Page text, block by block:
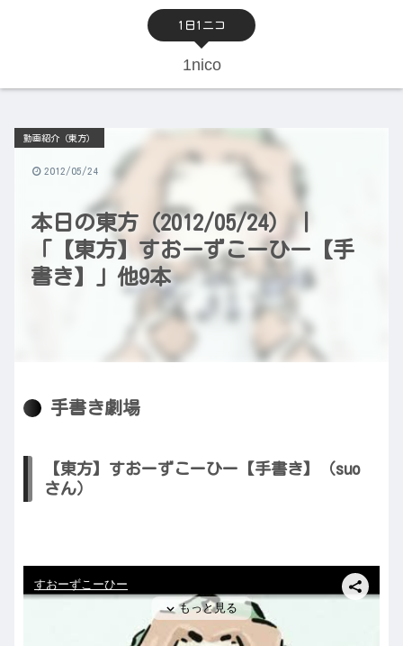
1日1ニコ
1nico
本日の東方（2012/05/24） |
「【東方】すおーずこーひー【手
書き】」他9本
動画紹介（東方）
2012/05/24
手書き劇場
【東方】すおーずこーひー【手書き】（suo
さん）